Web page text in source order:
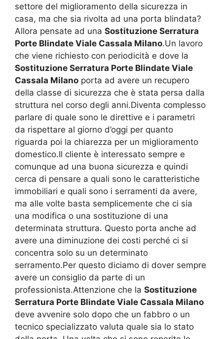
settore del miglioramento della sicurezza in
casa, ma che sia rivolta ad una porta blindata?
Allora pensate ad una Sostituzione Serratura
Porte Blindate Viale Cassala Milano.Un lavoro
che viene richiesto con periodicità e dove la
Sostituzione Serratura Porte Blindate Viale
Cassala Milano porta ad avere un recupero
della classe di sicurezza che è stata persa dalla
struttura nel corso degli anni.Diventa complesso
parlare di quale sono le direttive e i parametri
da rispettare al giorno d’oggi per quanto
riguarda poi la chiarezza per un miglioramento
domestico.Il cliente è interessato sempre e
comunque ad una buona sicurezza e quindi
cerca di pensare a quali sono le caratteristiche
immobiliari e quali sono i serramenti da avere,
ma alle volte basta semplicemente che ci sia
una modifica o una sostituzione di una
determinata struttura. Questo porta anche ad
avere una diminuzione dei costi perché ci si
concentra solo su un determinato
serramento.Per questo diciamo di dover sempre
avere un consiglio da parte di un
professionista.Attenzione che la Sostituzione
Serratura Porte Blindate Viale Cassala Milano
deve avvenire solo dopo che un fabbro o un
tecnico specializzato valuta quale sia lo stato